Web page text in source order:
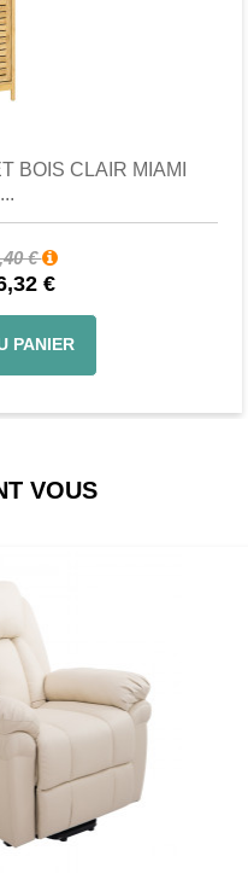
un colis
BOIS CLAIR MIAMI
€
€
PANIER
VOUS